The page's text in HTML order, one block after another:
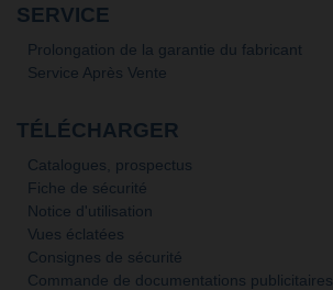
SERVICE
Prolongation de la garantie du fabricant
Service Après Vente
TÉLÉCHARGER
Catalogues, prospectus
Fiche de sécurité
Notice d'utilisation
Vues éclatées
Consignes de sécurité
Commande de documentations publicitaires